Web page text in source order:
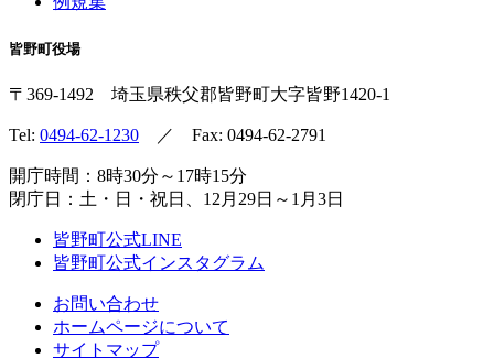
皆野町役場
〒369-1492 埼玉県秩父郡皆野町大字皆野1420-1
Tel: 0494-62-1230 ／ Fax: 0494-62-2791
開庁時間：8時30分～17時15分
閉庁日：土・日・祝日、12月29日～1月3日
皆野町公式LINE
皆野町公式インスタグラム
お問い合わせ
ホームページについて
サイトマップ